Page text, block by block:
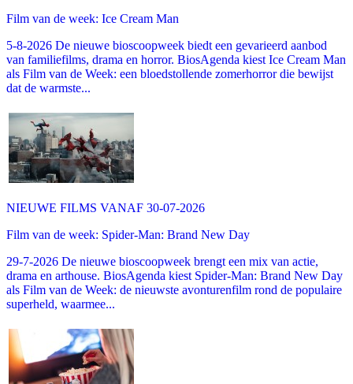
Film van de week: Ice Cream Man
5-8-2026 De nieuwe bioscoopweek biedt een gevarieerd aanbod
van familiefilms, drama en horror. BiosAgenda kiest Ice Cream Man
als Film van de Week: een bloedstollende zomerhorror die bewijst
dat de warmste...
NIEUWE FILMS VANAF 30-07-2026
Film van de week: Spider-Man: Brand New Day
29-7-2026 De nieuwe bioscoopweek brengt een mix van actie,
drama en arthouse. BiosAgenda kiest Spider-Man: Brand New Day
als Film van de Week: de nieuwste avonturenfilm rond de populaire
superheld, waarmee...